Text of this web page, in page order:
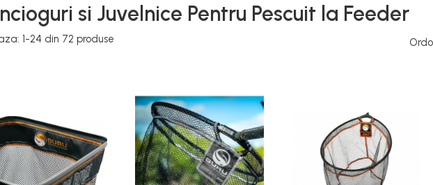
si Juvelnice Pentru Pescuit la Feeder
1-24 din 72 produse